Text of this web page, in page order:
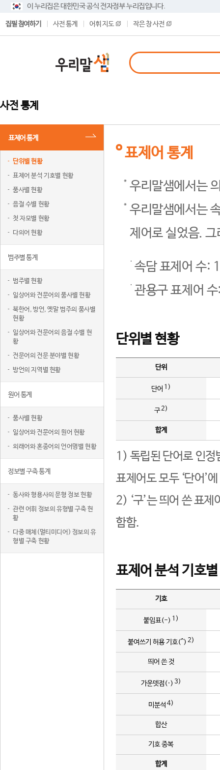
이 누리집은 대한민국 공식 전자정부 누리집입니다.
집필 참여하기 사전 통계 어휘 지도 작은 창 사전
사전 통계
표제어 통계
단위별 현황
표제어 분석 기호별 현황
품사별 현황
음절 수별 현황
첫 자모별 현황
다의어 현황
범주별 통계
범주별 현황
일상어와 전문어의 품사별 현황
북한어, 방언, 옛말 범주의 품사별
현황
일상어와 전문어의 음절 수별 현
황
전문어의 전문 분야별 현황
방언의 지역별 현황
원어 통계
품사별 현황
일상어와 전문어의 원어 현황
외래어와 혼종어의 언어명별 현황
정보별 구축 통계
동사와 형용사의 문형 정보 현황
관련 어휘 정보의 유형별 구축 현
황
다중 매체(멀티미디어) 정보의 유
형별 구축 현황
표제어 통계
우리말샘에서는
우리말샘에서는
제어로 실었음.
속담 표제어 수:
관용구 표제어
단위별 현황
단위
단어 1)
구2)
합계
1) 독립된 단어로 인정
표제어도 모두 ‘단어’
2) ‘구’는 띄어 쓴 표
함함.
표제어 분석 기호
기호
붙임표(-) 1)
붙여쓰기 허용 기호(^) 2)
띄어 쓴 것
가운뎃점(·) 3)
미분석 4)
합산
기호 중복
합계